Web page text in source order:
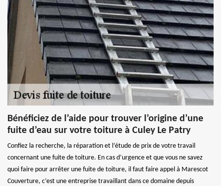
Bénéficiez de l’aide pour trouver l’origine d’une
fuite d’eau sur votre toiture à Culey Le Patry
Confiez la recherche, la réparation et l’étude de prix de votre travail
concernant une fuite de toiture. En cas d’urgence et que vous ne savez
quoi faire pour arrêter une fuite de toiture, il faut faire appel à Marescot
Couverture, c’est une entreprise travaillant dans ce domaine depuis